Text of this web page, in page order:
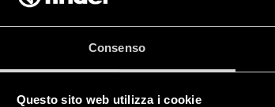
Consenso
Questo sito web utilizza i cookie